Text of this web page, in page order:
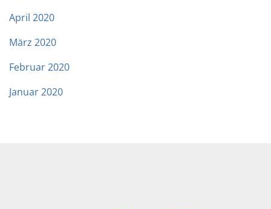
April 2020
März 2020
Februar 2020
Januar 2020